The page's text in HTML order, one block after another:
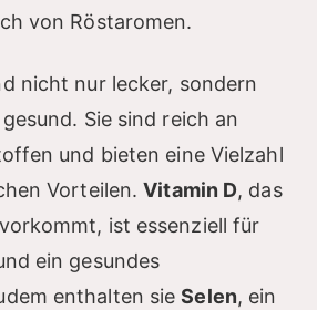
e
o
von Röstaromen.
nicht nur lecker, sondern
Sie sind reich an
und bieten eine Vielzahl
Vorteilen.Vitamin D, das
ist essenziell für
ein gesundes
enthalten sieSelen, ein